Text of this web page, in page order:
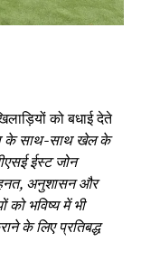
को बधाई देते
के साथ-साथ खेल के
ईस्ट जोन
अनुशासन और
को भविष्य में भी
के लिए प्रतिबद्ध